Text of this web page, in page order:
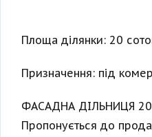
Площа ділянки: 20
Призначення: під
ФАСАДНА ДІЛЬНИЦЯ 20
Пропонується до